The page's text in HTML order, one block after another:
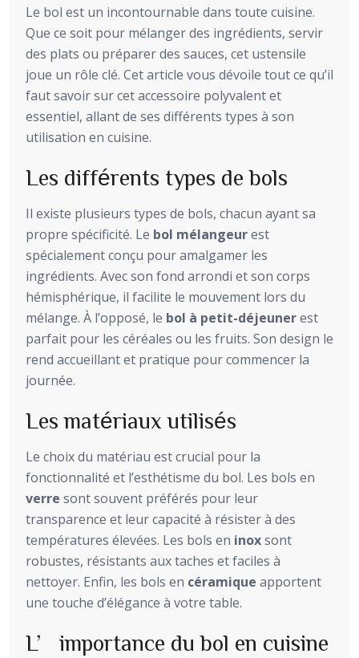
Le bol est un incontournable dans toute cuisine.
Que ce soit pour mélanger des ingrédients, servir
des plats ou préparer des sauces, cet ustensile
joue un rôle clé. Cet article vous dévoile tout ce qu’il
faut savoir sur cet accessoire polyvalent et
essentiel, allant de ses différents types à son
utilisation en cuisine.
Les différents types de bols
Il existe plusieurs types de bols, chacun ayant sa
propre spécificité. Le bol mélangeurest
spécialement conçu pour amalgamer les
ingrédients. Avec son fond arrondi et son corps
hémisphérique, il facilite le mouvement lors du
mélange. À l’opposé, le bol à petit-déjeunerest
parfait pour les céréales ou les fruits. Son design le
rend accueillant et pratique pour commencer la
journée.
Les matériaux utilisés
Le choix du matériau est crucial pour la
fonctionnalité et l’esthétisme du bol. Les bols en
verre sont souvent préférés pour leur
transparence et leur capacité à résister à des
températures élevées. Les bols en inoxsont
robustes, résistants aux taches et faciles à
nettoyer. Enfin, les bols en céramique apportent
une touche d’élégance à votre table.
L’importance du bol en cuisine